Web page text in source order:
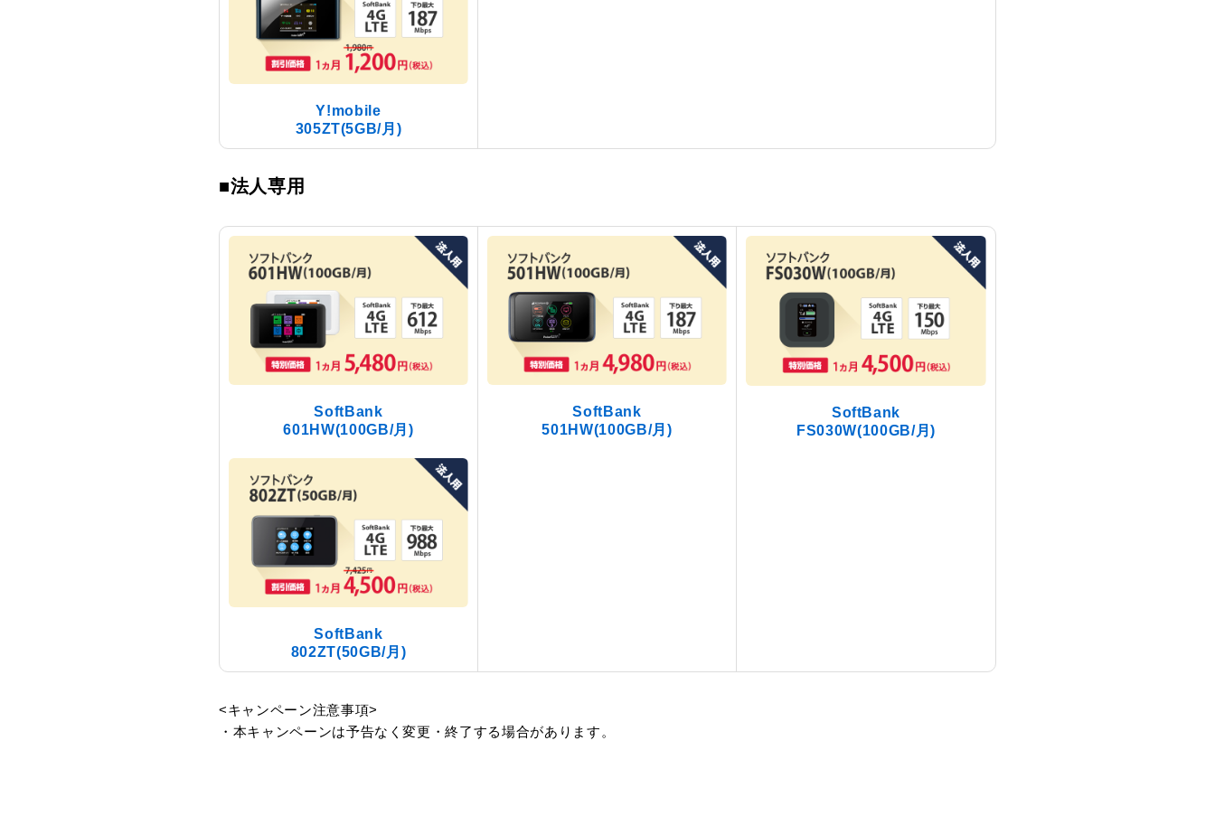
Y!mobile
305ZT(5GB/月)
■法人専用
SoftBank
601HW(100GB/月)
SoftBank
501HW(100GB/月)
SoftBank
FS030W(100GB/月)
SoftBank
802ZT(50GB/月)
<キャンペーン注意事項>
・本キャンペーンは予告なく変更・終了する場合があります。